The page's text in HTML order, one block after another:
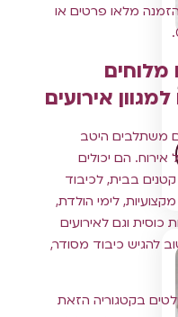
מלאו פרטים או
מלוחים
אירועים
משתלבים היטב
הם יכולים
בבית, לכיבוד
לימי הולדת,
וגם לאירועים
להגיש כיבוד מסודר,
בקטגוריה הזאת